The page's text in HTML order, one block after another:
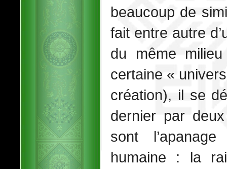
beaucoup de
fait entre autre
du même
certaine «
création), il se
dernier par
sont
humaine : la